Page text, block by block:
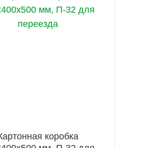
коробка